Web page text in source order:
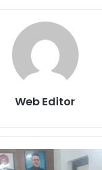
Web Editor